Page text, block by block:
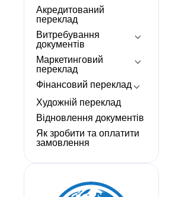
Акредитований
переклад
Витребування
документів
Маркетинговий
переклад
Фінансовий переклад
Художній переклад
Відновлення документів
Як зробити та оплатити
замовлення